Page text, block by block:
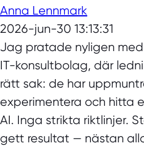
Anna Lennmark
2026-jun-30 13:13:31
Jag pratade nyligen
IT-konsultbolag, där
rätt sak: de har
experimentera och hitta
AI. Inga strikta riktlinjer.
gett resultat — nästan